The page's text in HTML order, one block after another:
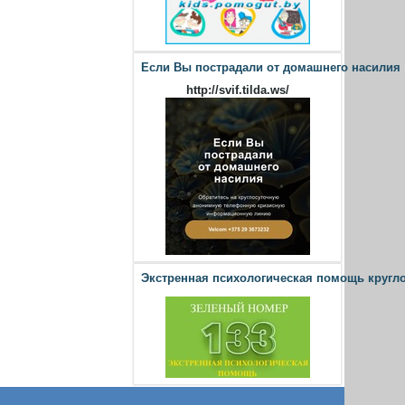
Если Вы пострадали от домашнего насилия
http://svif.tilda.ws/
Экстренная психологическая помощь